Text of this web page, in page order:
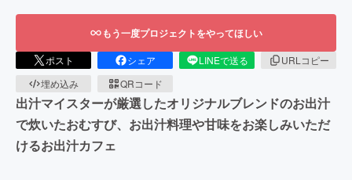
もう一度プロジェクトをやってほしい
ポスト シェア LINEで送る
URLコピー
埋め込み
QRコード
出汁マイスターが厳選したオリジナルブレンドのお出汁
で炊いたおむすび、お出汁料理や甘味をお楽しみいただ
けるお出汁カフェ